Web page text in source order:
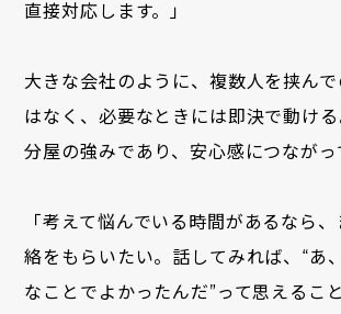
直接対応します。」
大きな会社のように、複数人を挟ん
はなく、必要なときには即決で動け
分屋の強みであり、安心感につながっ
「考えて悩んでいる時間があるなら
絡をもらいたい。話してみれば、“あ
なことでよかったんだ”って思えるこ